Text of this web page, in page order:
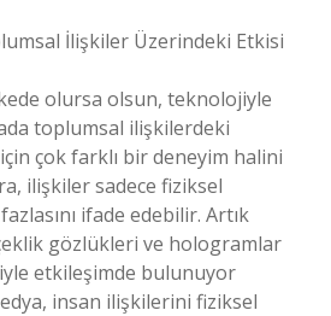
İlişkiler Üzerindeki Etkisi
olursa olsun, teknolojiyle
toplumsal ilişkilerdeki
çok farklı bir deneyim halini
ilişkiler sadece fiziksel
ifade edebilir. Artık
gözlükleri ve hologramlar
etkileşimde bulunuyor
insan ilişkilerini fiziksel